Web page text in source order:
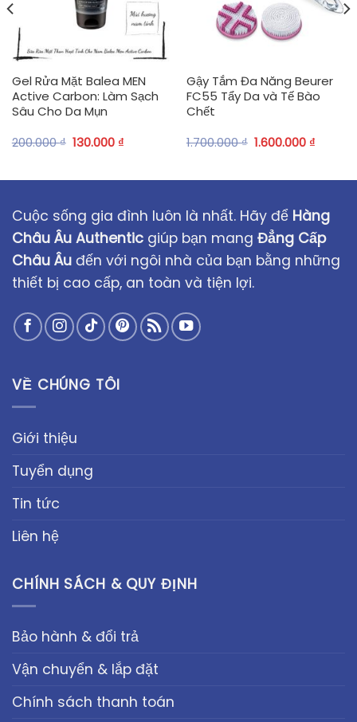
Gel Rửa Mặt Balea MEN
Active Carbon: Làm Sạch
Sâu Cho Da Mụn
200.000₫ 130.000 ₫
Gậy Tắm Đa Năng Beurer
FC55 Tẩy Da và Tế Bào
Chết
1.700.000₫ 1.600.000 ₫
Cuộc sống gia đình luôn là nhất. Hãy để Hàng
Châu Âu Authentic giúp bạn mang Đẳng Cấp
Châu Âu đến với ngôi nhà của bạn bằng những
thiết bị cao cấp, an toàn và tiện lợi.
VỀ CHÚNG TÔI
Giới thiệu
Tuyển dụng
Tin tức
Liên hệ
CHÍNH SÁCH & QUY ĐỊNH
Bảo hành & đổi trả
Vận chuyển & lắp đặt
Chính sách thanh toán